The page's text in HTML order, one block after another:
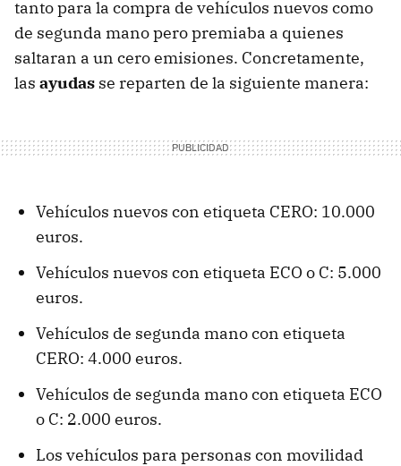
tanto para la compra de vehículos nuevos como
de segunda mano pero premiaba a quienes
saltaran a un cero emisiones. Concretamente,
las ayudas se reparten de la siguiente manera:
Vehículos nuevos con etiqueta CERO: 10.000
euros.
Vehículos nuevos con etiqueta ECO o C: 5.000
euros.
Vehículos de segunda mano con etiqueta
CERO: 4.000 euros.
Vehículos de segunda mano con etiqueta ECO
o C: 2.000 euros.
Los vehículos para personas con movilidad